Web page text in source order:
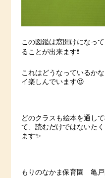
この図鑑は窓開けになっ
ることが出来ます❗️
これはどうなっているか
イ楽しんでいます😍
どのクラスも絵本を通し
て、読むだけではないた
ます✨
もりのなかま保育園 亀